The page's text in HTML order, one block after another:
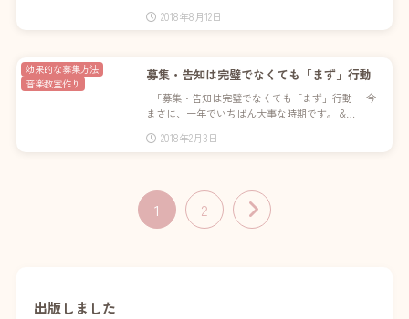
2018年8月12日
募集・告知は完璧でなくても「まず」行動
「募集・告知は完璧でなくても「まず」行動 今
まさに、一年でいちばん大事な時期です。 &…
2018年2月3日
効果的な募集方法
音楽教室作り
1 2
出版しました